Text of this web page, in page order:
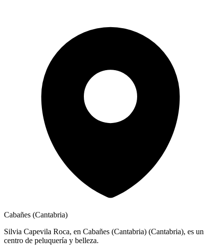
Cabañes (Cantabria)
Silvia Capevila Roca, en Cabañes (Cantabria) (Cantabria), es un
centro de peluquería y belleza.